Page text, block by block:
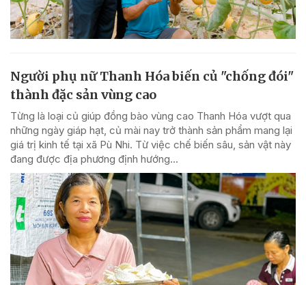
Người phụ nữ Thanh Hóa biến củ "chống đói"
thành đặc sản vùng cao
Từng là loại củ giúp đồng bào vùng cao Thanh Hóa vượt qua
những ngày giáp hạt, củ mài nay trở thành sản phẩm mang lại
giá trị kinh tế tại xã Pù Nhi. Từ việc chế biến sâu, sản vật này
đang được địa phương định hướng...